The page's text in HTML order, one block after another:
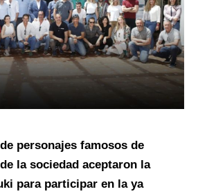
personajes famosos de
la sociedad aceptaron la
para participar en la ya